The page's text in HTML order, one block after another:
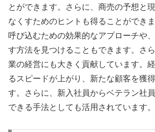
とができます。さらに、商売の予想と
なくすためのヒントも得ることができ
呼び込むための効果的なアプローチや
す方法を見つけることもできます。さ
業の経営にも大きく貢献しています。
るスピードが上がり、新たな顧客を獲
す。さらに、新入社員からベテラン社
できる手法としても活用されています。